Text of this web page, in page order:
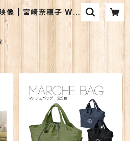
像 | 宮崎奈穂子 WE
BSHOP